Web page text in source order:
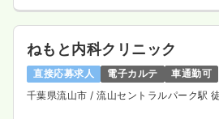
給与 22.0〜32.0万円/月 賞与44.0〜
※一例
9:00～17:00
日祝休み
4週8休以上 ブランク可
月給32万円以上可
ねもと内科クリニック
直接応募求人 電子カルテ
車通勤可
千葉県流山市 / 流山セントラルパーク駅